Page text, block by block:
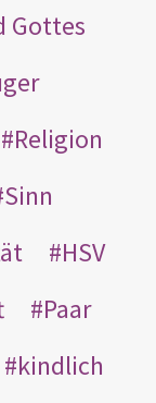
Gottes
Religion
Sinn
HSV
Paar
kindlich